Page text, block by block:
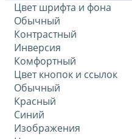
Цвет шрифта и фона
Обычный
Контрастный
Инверсия
Комфортный
Цвет кнопок и ссылок
Обычный
Красный
Синий
Изображения